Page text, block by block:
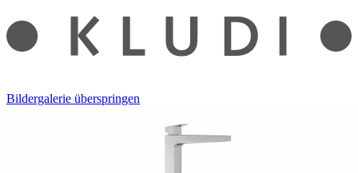
Bildergalerie überspringen